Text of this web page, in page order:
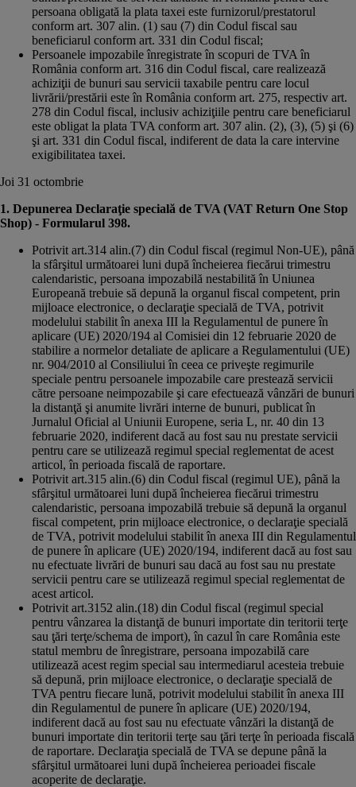
persoana obligată la plata taxei este furnizorul/prestatorul
conform art. 307 alin. (1) sau (7) din Codul fiscal sau
beneficiarul conform art. 331 din Codul fiscal;
Persoanele impozabile înregistrate în scopuri de TVA în
România conform art. 316 din Codul fiscal, care realizează
achiziţii de bunuri sau servicii taxabile pentru care locul
livrării/prestării este în România conform art. 275, respectiv art.
278 din Codul fiscal, inclusiv achiziţiile pentru care beneficiarul
este obligat la plata TVA conform art. 307 alin. (2), (3), (5) şi (6)
şi art. 331 din Codul fiscal, indiferent de data la care intervine
exigibilitatea taxei.
Joi 31 octombrie
1. Depunerea Declaraţie specială de TVA (VAT Return One Stop
Shop) - Formularul 398.
Potrivit art.314 alin.(7) din Codul fiscal (regimul Non-UE), până
la sfârşitul următoarei luni după încheierea fiecărui trimestru
calendaristic, persoana impozabilă nestabilită în Uniunea
Europeană trebuie să depună la organul fiscal competent, prin
mijloace electronice, o declaraţie specială de TVA, potrivit
modelului stabilit în anexa III la Regulamentul de punere în
aplicare (UE) 2020/194 al Comisiei din 12 februarie 2020 de
stabilire a normelor detaliate de aplicare a Regulamentului (UE)
nr. 904/2010 al Consiliului în ceea ce priveşte regimurile
speciale pentru persoanele impozabile care prestează servicii
către persoane neimpozabile şi care efectuează vânzări de bunuri
la distanţă şi anumite livrări interne de bunuri, publicat în
Jurnalul Oficial al Uniunii Europene, seria L, nr. 40 din 13
februarie 2020, indiferent dacă au fost sau nu prestate servicii
pentru care se utilizează regimul special reglementat de acest
articol, în perioada fiscală de raportare.
Potrivit art.315 alin.(6) din Codul fiscal (regimul UE), până la
sfârşitul următoarei luni după încheierea fiecărui trimestru
calendaristic, persoana impozabilă trebuie să depună la organul
fiscal competent, prin mijloace electronice, o declaraţie specială
de TVA, potrivit modelului stabilit în anexa III din Regulamentul
de punere în aplicare (UE) 2020/194, indiferent dacă au fost sau
nu efectuate livrări de bunuri sau dacă au fost sau nu prestate
servicii pentru care se utilizează regimul special reglementat de
acest articol.
Potrivit art.3152 alin.(18) din Codul fiscal (regimul special
pentru vânzarea la distanţă de bunuri importate din teritorii terţe
sau ţări terţe/schema de import), în cazul în care România este
statul membru de înregistrare, persoana impozabilă care
utilizează acest regim special sau intermediarul acesteia trebuie
să depună, prin mijloace electronice, o declaraţie specială de
TVA pentru fiecare lună, potrivit modelului stabilit în anexa III
din Regulamentul de punere în aplicare (UE) 2020/194,
indiferent dacă au fost sau nu efectuate vânzări la distanţă de
bunuri importate din teritorii terţe sau ţări terţe în perioada fiscală
de raportare. Declaraţia specială de TVA se depune până la
sfârşitul următoarei luni după încheierea perioadei fiscale
acoperite de declaraţie.